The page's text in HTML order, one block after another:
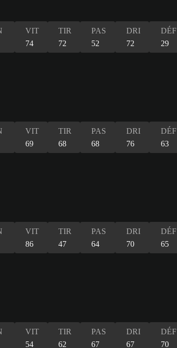
VIT
74
TIR
72
PAS
52
DRI
72
DÉF
29
VIT
69
TIR
68
PAS
68
DRI
76
DÉF
63
VIT
86
TIR
47
PAS
64
DRI
70
DÉF
65
VIT
54
TIR
62
PAS
67
DRI
67
DÉF
70